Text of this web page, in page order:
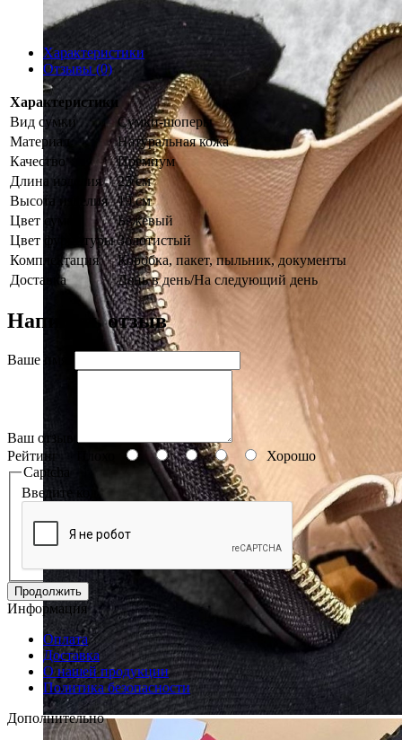
Характеристики
Отзывы (0)
Характеристики
Вид сумки
Сумки-шоперы
Материал
Натуральная кожа
Качество
Премиум
Длина изделия
25 см
Высота изделия
19 см
Цвет сумки
Бежевый
Цвет фурнитуры Золотистый
Комплектация
Коробка, пакет, пыльник, документы
Доставка
День в день/На следующий день
Написать отзыв
Ваше имя:
Ваш отзыв
Рейтинг
Хорошо
Captcha
Введите код
Продолжить
Информация
Оплата
Доставка
О нашей продукции
Политика безопасности
Дополнительно